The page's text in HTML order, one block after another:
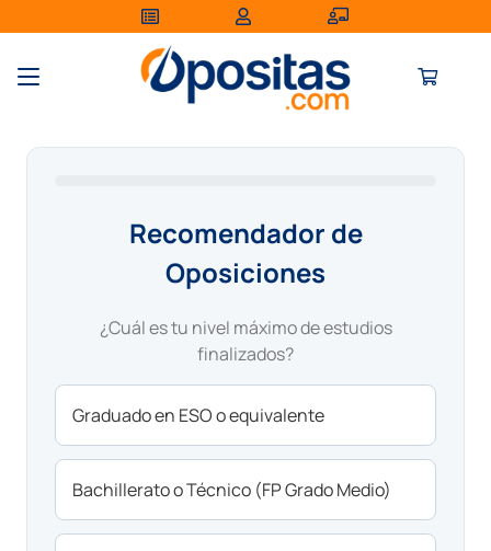
Recomendador de
Oposiciones
¿Cuál es tu nivel máximo de estudios
finalizados?
Graduado en ESO o equivalente
Bachillerato o Técnico (FP Grado Medio)